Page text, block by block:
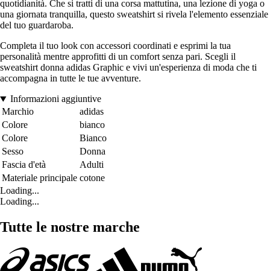
quotidianità. Che si tratti di una corsa mattutina, una lezione di yoga o
una giornata tranquilla, questo sweatshirt si rivela l'elemento essenziale
del tuo guardaroba.
Completa il tuo look con accessori coordinati e esprimi la tua
personalità mentre approfitti di un comfort senza pari. Scegli il
sweatshirt donna adidas Graphic e vivi un'esperienza di moda che ti
accompagna in tutte le tue avventure.
Informazioni aggiuntive
Marchio
adidas
Colore
bianco
Colore
Bianco
Sesso
Donna
Fascia d'età
Adulti
Materiale principale cotone
Loading...
Loading...
Tutte le nostre marche